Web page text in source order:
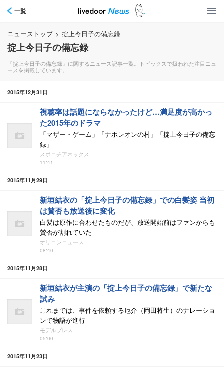
一覧
ニューストップ > 掟上今日子の備忘録
掟上今日子の備忘録
『掟上今日子の備忘録』に関するニュース記事一覧。トピックスで扱われた注目ニュ
ースを掲載しています。
2015年12月31日
視聴率は話題にならなかったけど…満足度が高かっ
た2015年のドラマ
「マザー・ゲーム」「ナポレオンの村」「掟上今日子の備忘
録」
スポニチアネックス
11:41
2015年11月29日
新垣結衣の「掟上今日子の備忘録」での白髪姿 当初
は賛否も放送後に変化
白髪は原作に合わせたものだが、放送開始前はファンからも
賛否が割れていた
オリコンニュース
08:40
2015年11月28日
新垣結衣が主演の「掟上今日子の備忘録」で新たな
試み
これまでは、事件を依頼する厄介（岡田将生）のナレーショ
ンで物語が進行
モデルプレス
05:00
2015年11月23日